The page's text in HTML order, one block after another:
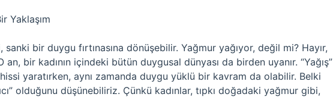
Yaklaşım
sanki bir duygu fırtınasına dönüşebilir. Yağmur yağıyor, değil mi? Hayır,
bir kadının içindeki bütün duygusal dünyası da birden uyanır. “Yağış”
yaratırken, aynı zamanda duygu yüklü bir kavram da olabilir. Belki
olduğunu düşünebiliriz. Çünkü kadınlar, tıpkı doğadaki yağmur gibi,